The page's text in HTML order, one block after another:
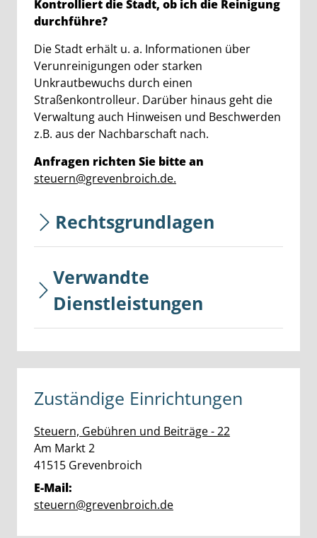
Kontrolliert die Stadt, ob ich die Reinigung
durchführe?
Die Stadt erhält u. a. Informationen über
Verunreinigungen oder starken
Unkrautbewuchs durch einen
Straßenkontrolleur. Darüber hinaus geht die
Verwaltung auch Hinweisen und Beschwerden
z.B. aus der Nachbarschaft nach.
Anfragen richten Sie bitte an
steuern@grevenbroich.de.
Rechtsgrundlagen
Verwandte
Dienstleistungen
Zuständige Einrichtungen
Steuern, Gebühren und Beiträge - 22
Straße:
Am Markt Hausnummer:
2
PLZ:
41515 Ort:
Grevenbroich
E-Mail:
steuern@grevenbroich.de